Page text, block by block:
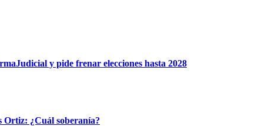
y pide frenar elecciones hasta 2028
Ortiz: ¿Cuál soberanía?